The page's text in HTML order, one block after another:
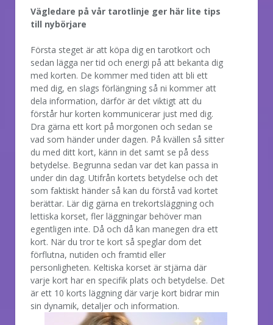
Vägledare på vår tarotlinje ger här lite tips
till nybörjare
Första steget är att köpa dig en tarotkort och
sedan lägga ner tid och energi på att bekanta dig
med korten. De kommer med tiden att bli ett
med dig, en slags förlängning så ni kommer att
dela information, därför är det viktigt att du
förstår hur korten kommunicerar just med dig.
Dra gärna ett kort på morgonen och sedan se
vad som händer under dagen. På kvällen så sitter
du med ditt kort, känn in det samt se på dess
betydelse. Begrunna sedan var det kan passa in
under din dag. Utifrån kortets betydelse och det
som faktiskt händer så kan du förstå vad kortet
berättar. Lär dig gärna en trekortsläggning och
lettiska korset, fler läggningar behöver man
egentligen inte. Då och då kan manegen dra ett
kort. När du tror te kort så speglar dom det
förflutna, nutiden och framtid eller
personligheten. Keltiska korset är stjärna där
varje kort har en specifik plats och betydelse. Det
är ett 10 korts läggning där varje kort bidrar min
sin dynamik, detaljer och information.